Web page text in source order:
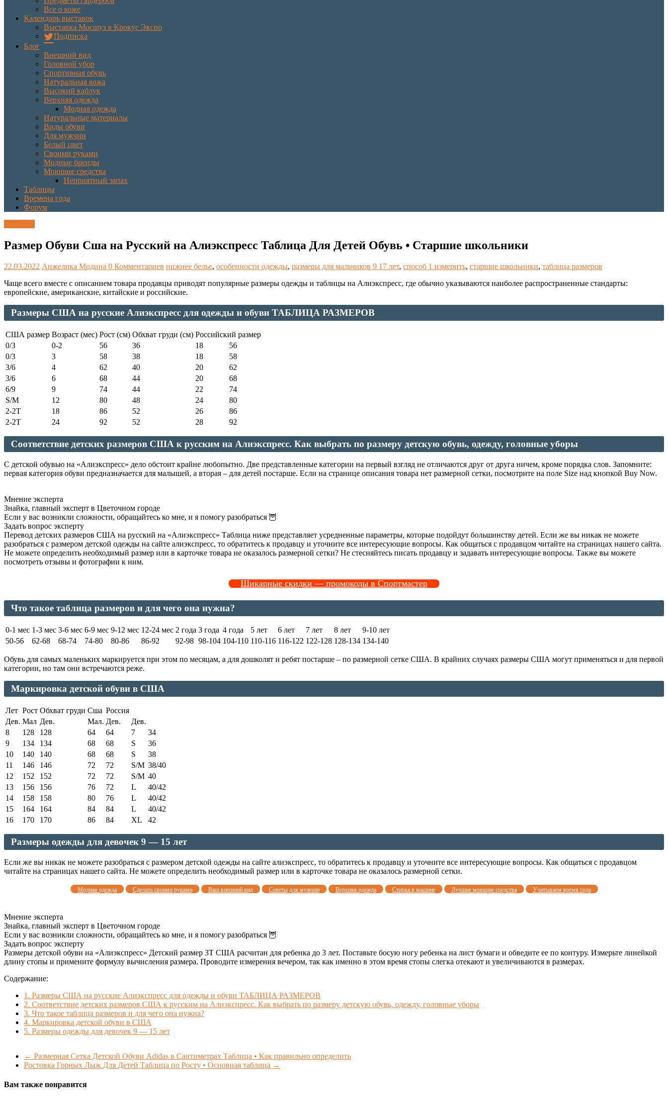
Все о коже
Календарь выставок
Выставка Мосшуз в Крокус Экспо
Подписка
Блог
Внешний вид
Головной убор
Спортивная обувь
Натуральная кожа
Высокий каблук
Верхняя одежда
Модная одежда
Натуральные материалы
Виды обуви
Для мужчин
Белый цвет
Своими руками
Модные бренды
Моющие средства
Неприятный запах
Таблицы
Времена года
Форум
Размер Обуви Сша на Русский на Алиэкспресс Таблица Для Детей Обувь • Старшие школьники
22.03.2022 Анжелика Модина 0 Комментариев нижнее белье, особенности одежды, размеры для мальчиков 9 17 лет, способ 1 измерить, старшие школьники, таблица размеров
Чаще всего вместе с описанием товара продавцы приводят популярные размеры одежды и таблицы на Алиэкспресс, где обычно указываются наиболее распространенные стандарты:
европейские, американские, китайские и российские.
Размеры США на русские Алиэкспресс для одежды и обуви ТАБЛИЦА РАЗМЕРОВ
США размер Возраст (мес) Рост (см) Обхват груди (см) Российский размер
0/3
0-2 56 36 18
56
0/3
3 58 38 18
58
3/6
4 62 40 20
62
3/6
6 68 44 20
68
6/9
9 74 44 22
74
S/M
12 80 48 24
80
2-2T
18 86 52 26
86
2-2T
24 92 52 28 92
Соответствие детских размеров США к русским на Алиэкспресс. Как выбрать по размеру детскую обувь, одежду, головные уборы
С детской обувью на «Алиэкспресс» дело обстоит крайне любопытно. Две представленные категории на первый взгляд не отличаются друг от друга ничем, кроме порядка слов. Запомните:
первая категория обуви предназначается для малышей, а вторая – для детей постарше. Если на странице описания товара нет размерной сетки, посмотрите на поле Size над кнопкой Buy Now.
Мнение эксперта
Знайка, главный эксперт в Цветочном городе
Если у вас возникли сложности, обращайтесь ко мне, и я помогу разобраться 🦉
Задать вопрос эксперту
Перевод детских размеров США на русский на «Алиэкспресс» Таблица ниже представляет усредненные параметры, которые подойдут большинству детей. Если же вы никак не можете
разобраться с размером детской одежды на сайте алиэкспресс, то обратитесь к продавцу и уточните все интересующие вопросы. Как общаться с продавцом читайте на страницах нашего сайта.
Не можете определить необходимый размер или в карточке товара не оказалось размерной сетки? Не стесняйтесь писать продавцу и задавать интересующие вопросы. Также вы можете
посмотреть отзывы и фотографии к ним.
Шикарные скидки — промокоды в Спортмастер
Что такое таблица размеров и для чего она нужна?
0-1 мес 1-3 мес 3-6 мес 6-9 мес 9-12 мес 12-24 мес 2 года 3 года 4 года 5 лет 6 лет 7 лет 8 лет
9-10 лет
50-56
62-68 68-74 74-80 80-86 86-92 92-98 98-104 104-110 110-116 116-122 122-128 128-134 134-140
Обувь для самых маленьких маркируется при этом по месяцам, а для дошколят и ребят постарше – по размерной сетке США. В крайних случаях размеры США могут применяться и для первой
категории, но там они встречаются реже.
Маркировка детской обуви в США
Лет Рост Обхват груди Сша Россия
Дев. Мал Дев. Мал. Дев.
Дев.
8
128 128 64 64 7
34
9
134 134 68 68 S
36
10
140 140 68 68 S
38
11
146 146 72 72 S/M 38/40
12
152 152 72 72 S/M 40
13
156 156 76 72 L
40/42
14
158 158 80 76 L
40/42
15
164 164 84 84 L
40/42
16
170 170 86 84 XL 42
Размеры одежды для девочек 9 — 15 лет
Если же вы никак не можете разобраться с размером детской одежды на сайте алиэкспресс, то обратитесь к продавцу и уточните все интересующие вопросы. Как общаться с продавцом
читайте на страницах нашего сайта. Не можете определить необходимый размер или в карточке товара не оказалось размерной сетки.
Модная одежда Сделать своими руками Ваш внешний вид Советы для мужчин Верхняя одежда Стирка в машине Лучшие моющие средства Учитываем время года
Мнение эксперта
Знайка, главный эксперт в Цветочном городе
Если у вас возникли сложности, обращайтесь ко мне, и я помогу разобраться 🦉
Задать вопрос эксперту
Размеры детской обуви на «Алиэкспресс» Детский размер 3Т США расчитан для ребенка до 3 лет. Поставьте босую ногу ребенка на лист бумаги и обведите ее по контуру. Измерьте линейкой
длину стопы и примените формулу вычисления размера. Проводите измерения вечером, так как именно в этом время стопы слегка отекают и увеличиваются в размерах.
Содержание:
1. Размеры США на русские Алиэкспресс для одежды и обуви ТАБЛИЦА РАЗМЕРОВ
2. Соответствие детских размеров США к русским на Алиэкспресс. Как выбрать по размеру детскую обувь, одежду, головные уборы
3. Что такое таблица размеров и для чего она нужна?
4. Маркировка детской обуви в США
5. Размеры одежды для девочек 9 — 15 лет
← Размерная Сетка Детской Обуви Adidas в Сантиметрах Таблица • Как правильно определить
Ростовка Горных Лыж Для Детей Таблица по Росту • Основная таблица →
Вам также понравится